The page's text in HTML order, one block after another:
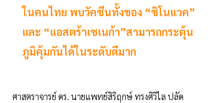
ในคนไทย พบวัคซีนทั้งของ “ซิโนแวค”
และ “แอสตร้าเซเนก้า”สามารถกระตุ้น
ภูมิคุ้มกันได้ในระดับดีมาก
ศาสตราจารย์ ดร. นายแพทย์สิริฤกษ์ ทรงศิวิไล ปลัด